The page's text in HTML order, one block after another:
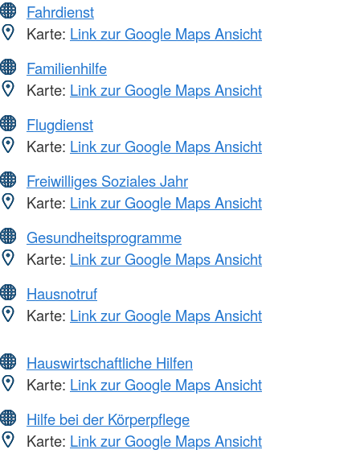
Fahrdienst
Karte: Link zur Google Maps Ansicht
Familienhilfe
Karte: Link zur Google Maps Ansicht
Flugdienst
Karte: Link zur Google Maps Ansicht
Freiwilliges Soziales Jahr
Karte: Link zur Google Maps Ansicht
Gesundheitsprogramme
Karte: Link zur Google Maps Ansicht
Hausnotruf
Karte: Link zur Google Maps Ansicht
Hauswirtschaftliche Hilfen
Karte: Link zur Google Maps Ansicht
Hilfe bei der Körperpflege
Karte: Link zur Google Maps Ansicht